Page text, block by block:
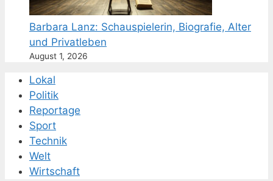
Barbara Lanz: Schauspielerin, Biografie, Alter
und Privatleben
August 1, 2026
Lokal
Politik
Reportage
Sport
Technik
Welt
Wirtschaft